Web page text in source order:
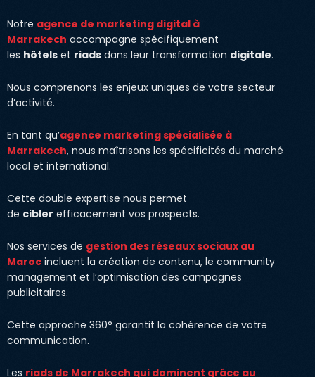
Notre agence de marketing digital à
Marrakech accompagne spécifiquement
les hôtels et riads dans leur transformation digitale.
Nous comprenons les enjeux uniques de votre secteur
d’activité.
En tant qu’agence marketing spécialisée à
Marrakech, nous maîtrisons les spécificités du marché
local et international.
Cette double expertise nous permet
de cibler efficacement vos prospects.
Nos services de gestion des réseaux sociaux au
Maroc incluent la création de contenu, le community
management et l’optimisation des campagnes
publicitaires.
Cette approche 360° garantit la cohérence de votre
communication.
Les riads de Marrakech qui dominent grâce au